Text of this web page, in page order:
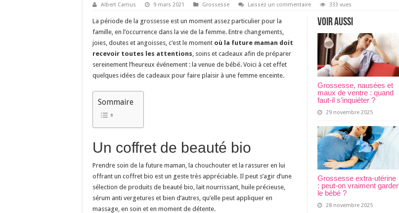
Albert Camus 9 mars 2021 Grossesse Laissez un commentaire 333 vues
Voir aussi
Grossesse, nausées et
maux de ventre : quand
faut-il s’inquiéter ?
29 novembre 2025
Grossesse extra-utérine
: peut-on vraiment garder
le bébé ?
28 novembre 2025
La période de la grossesse est un moment assez particulier pour la
famille, en l’occurrence dans la vie de la femme. Entre changements,
joies, doutes et angoisses, c’est le moment où la future maman doit
recevoir toutes les attentions, soins et cadeaux afin de préparer
sereinement l’heureux événement : la venue de bébé. Voici à cet effet
quelques idées de cadeaux pour faire plaisir à une femme enceinte.
Sommaire
Un coffret de beauté bio
Prendre soin de la future maman, la chouchouter et la rassurer en lui
offrant un coffret bio est un geste très appréciable. Il peut s’agir d’une
sélection de produits de beauté bio, lait nourrissant, huile précieuse,
sérum anti vergetures et bien d’autres, qu’elle peut appliquer en
massage, en soin et en moment de détente.